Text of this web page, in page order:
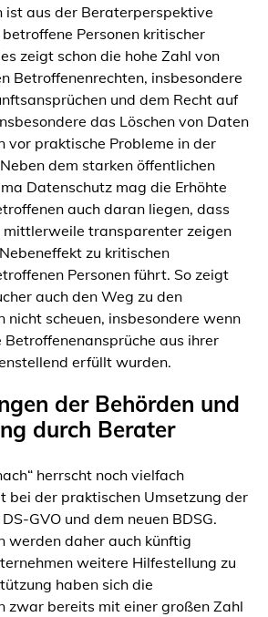
ist aus der Beraterperspektive
Personen kritischer
zeigt schon die hohe Zahl von
Betroffenenrechten, insbesondere
und dem Recht auf
das Löschen von Daten
vor praktische Probleme in der
dem starken öffentlichen
Datenschutz mag die Erhöhte
auch daran liegen, dass
mittlerweile transparenter zeigen
zu kritischen
Personen führt. So zeigt
auch den Weg zu den
nicht scheuen, insbesondere wenn
aus ihrer
erfüllt wurden.
der Behörden und
durch Berater
herrscht noch vielfach
bei der praktischen Umsetzung der
GVO und dem neuen BDSG.
werden daher auch künftig
weitere Hilfestellung zu
haben sich die
zwar bereits mit einer großen Zahl